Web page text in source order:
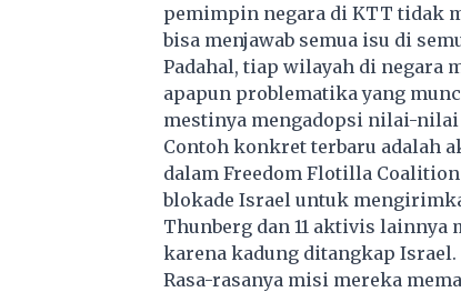
pemimpin negara di KTT tidak
bisa menjawab semua isu di
Padahal, tiap wilayah di negara
apapun problematika yang
mestinya mengadopsi nilai-
Contoh konkret terbaru adalah
dalam Freedom Flotilla
blokade Israel untuk
Thunberg dan 11 aktivis lainnya
karena kadung ditangkap Israel.
Rasa-rasanya misi mereka